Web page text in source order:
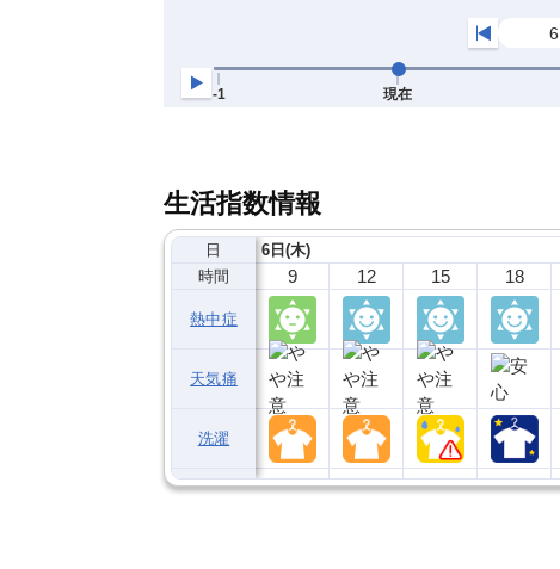
生活指数情報
日
時間
熱中症
天気痛
洗濯
6日(木)
9 12 15 18